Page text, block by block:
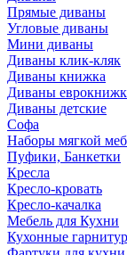
Прямые диваны
Угловые диваны
Мини диваны
Диваны клик-кляк
Диваны книжка
Диваны
Диваны детские
Софа
Наборы мягкой
Пуфики, Банкетки
Кресла
Кресло-кровать
Кресло-качалка
Мебель для Кухни
Кухонные